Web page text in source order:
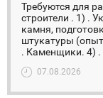
Требуются для
строители . 1) .
камня,
штукатуры
. Каменщики. 4) .
07.08.2026